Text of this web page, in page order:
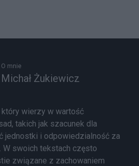
O mnie
Michał Żukiewicz
wierzy w wartość
takich jak szacunek dla
jednostki i odpowiedzialność za
W swoich tekstach często
związane z zachowaniem